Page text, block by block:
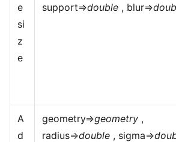
e
si
z
e
support=>double , blur=>
A
d
geometry=>geometry ,
radius=>double , sigma=>